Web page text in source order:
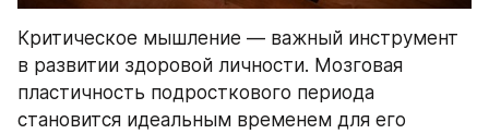
Критическое мышление — важный инструмент
в развитии здоровой личности. Мозговая
пластичность подросткового периода
становится идеальным временем для его